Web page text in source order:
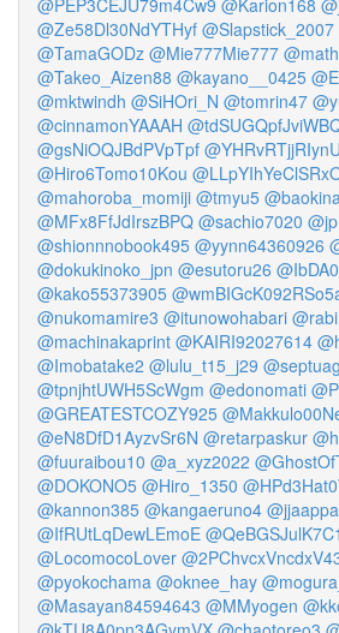
@PEP3CEJU79m4Cw9 @Karion168
@Ze58Dl30NdYTHyf @Slapstick_2007
@TamaGODz @Mie777Mie777
@Takeo_Aizen88 @kayano__0425
@mktwindh @SiHOri_N @tomrin47
@cinnamonYAAAH
@gsNiOQJBdPVpTpf
@Hiro6Tomo10Kou
@mahoroba_momiji @tmyu5
@MFx8FfJdIrszBPQ @sachio7020
@shionnnobook495 @yynn64360926
@dokukinoko_jpn @esutoru26
@kako55373905
@nukomamire3 @itunowohabari
@machinakaprint @KAIRI92027614
@Imobatake2 @lulu_t15_j29
@tpnjhtUWH5ScWgm @edonomati
@GREATESTCOZY925
@eN8DfD1AyzvSr6N @retarpaskur
@fuuraibou10 @a_xyz2022
@DOKONO5 @Hiro_1350
@kannon385 @kangaeruno4
@IfRUtLqDewLEmoE
@LocomocoLover
@pyokochama @oknee_hay
@Masayan84594643 @MMyogen